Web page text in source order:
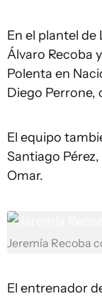
En el plantel
Álvaro Recoba
Polenta en
Diego Perrone,
El equipo
Santiago Pérez,
Omar.
Jeremía Recoba
El entrenador